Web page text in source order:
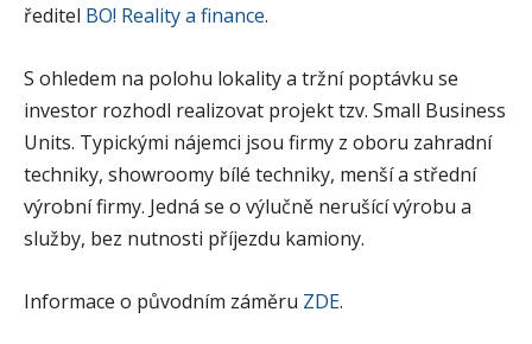
ředitel BO! Reality a finance.
S ohledem na polohu lokality a tržní poptávku se
investor rozhodl realizovat projekt tzv. Small Business
Units. Typickými nájemci jsou firmy z oboru zahradní
techniky, showroomy bílé techniky, menší a střední
výrobní firmy. Jedná se o výlučně nerušící výrobu a
služby, bez nutnosti příjezdu kamiony.
Informace o původním záměru ZDE.